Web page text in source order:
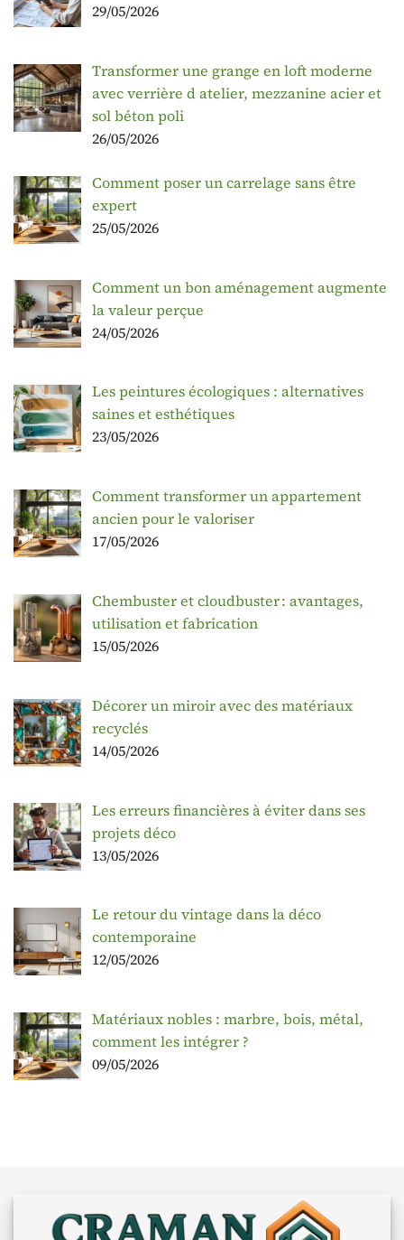
29/05/2026
Transformer une grange en loft moderne
avec verrière d atelier, mezzanine acier et
sol béton poli
26/05/2026
Comment poser un carrelage sans être
expert
25/05/2026
Comment un bon aménagement augmente
la valeur perçue
24/05/2026
Les peintures écologiques : alternatives
saines et esthétiques
23/05/2026
Comment transformer un appartement
ancien pour le valoriser
17/05/2026
Chembuster et cloudbuster : avantages,
utilisation et fabrication
15/05/2026
Décorer un miroir avec des matériaux
recyclés
14/05/2026
Les erreurs financières à éviter dans ses
projets déco
13/05/2026
Le retour du vintage dans la déco
contemporaine
12/05/2026
Matériaux nobles : marbre, bois, métal,
comment les intégrer ?
09/05/2026